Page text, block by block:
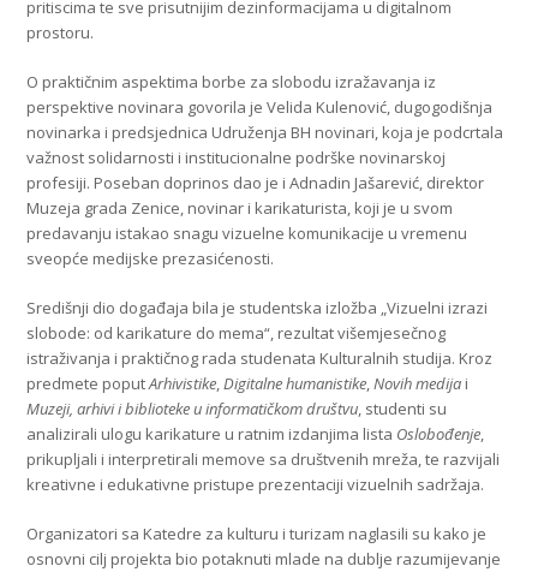
pritiscima te sve prisutnijim dezinformacijama u digitalnom
prostoru.
O praktičnim aspektima borbe za slobodu izražavanja iz
perspektive novinara govorila je Velida Kulenović, dugogodišnja
novinarka i predsjednica Udruženja BH novinari, koja je podcrtala
važnost solidarnosti i institucionalne podrške novinarskoj
profesiji. Poseban doprinos dao je i Adnadin Jašarević, direktor
Muzeja grada Zenice, novinar i karikaturista, koji je u svom
predavanju istakao snagu vizuelne komunikacije u vremenu
sveopće medijske prezasićenosti.
Središnji dio događaja bila je studentska izložba „Vizuelni izrazi
slobode: od karikature do mema“, rezultat višemjesečnog
istraživanja i praktičnog rada studenata Kulturalnih studija. Kroz
predmete poputArhivistike,Digitalne humanistike,Novih medija i
Muzeji, arhivi i biblioteke u informatičkom društvu, studenti su
analizirali ulogu karikature u ratnim izdanjima lista Oslobođenje,
prikupljali i interpretirali memove sa društvenih mreža, te razvijali
kreativne i edukativne pristupe prezentaciji vizuelnih sadržaja.
Organizatori sa Katedre za kulturu i turizam naglasili su kako je
osnovni cilj projekta bio potaknuti mlade na dublje razumijevanje